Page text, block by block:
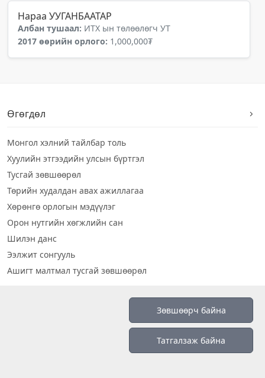
Нараа УУГАНБААТАР
Албан тушаал: ИТХ ын төлөөлөгч УТ
2017 өөрийн орлого: 1,000,000₮
Өгөгдөл
Монгол хэлний тайлбар толь
Хуулийн этгээдийн улсын бүртгэл
Тусгай зөвшөөрөл
Төрийн худалдан авах ажиллагаа
Хөрөнгө орлогын мэдүүлэг
Орон нутгийн хөгжлийн сан
Шилэн данс
Ээлжит сонгууль
Ашигт малтмал тусгай зөвшөөрөл
Зөвшөөрч байна
Татгалзаж байна